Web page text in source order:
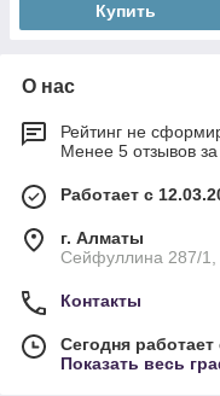
Купить
О нас
Рейтинг не
Менее 5 отзывов
Работает с
г. Алматы
Сейфуллина 287/1,
Контакты
Сегодня
Показать весь